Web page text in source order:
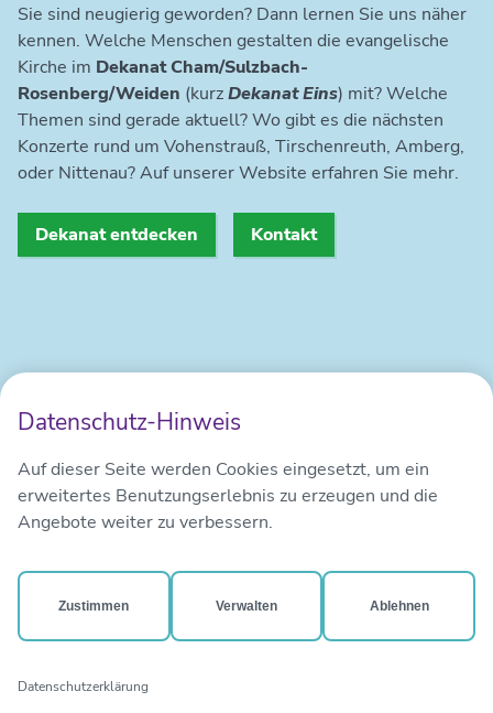
Datenschutz-Hinweis
Auf dieser Seite werden Cookies eingesetzt, um ein
erweitertes Benutzungserlebnis zu erzeugen und die
Angebote weiter zu verbessern.
Zustimmen Verwalten Ablehnen
Datenschutzerklärung
Sie sind neugierig geworden? Dann lernen Sie uns näher
kennen. Welche Menschen gestalten die evangelische
Kirche im Dekanat Cham/Sulzbach-
Rosenberg/Weiden (kurzDekanat Eins) mit? Welche
Themen sind gerade aktuell? Wo gibt es die nächsten
Konzerte rund um Vohenstrauß, Tirschenreuth, Amberg,
oder Nittenau? Auf unserer Website erfahren Sie mehr.
Dekanat entdecken Kontakt
Das Evangelisch-LutherischeDekanat EinsALS REGION.
mehr erfahren